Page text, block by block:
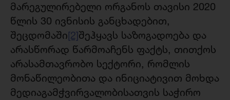
მარეგულირებელი ორგანოს თავისი 2020
წლის 30 ივნისის განცხადებით,
შეცდომაში[2]შეჰყავს საზოგადოება და
არასწორად წარმოაჩენს ფაქტს, თითქოს
არასამთავრობო სექტორი, რომლის
მონაწილეობითა და ინიციატივით მოხდა
მედიაგამჭვირვალობისათვის საჭირო